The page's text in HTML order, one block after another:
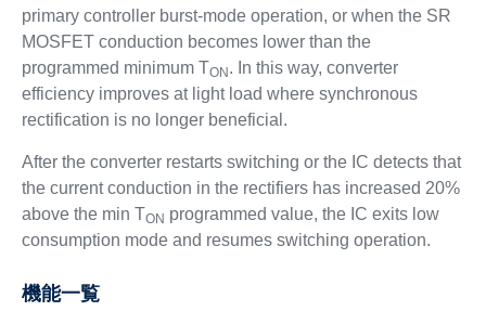
primary controller burst-mode operation, or when the SR
MOSFET conduction becomes lower than the
programmed minimum TON . In this way, converter
efficiency improves at light load where synchronous
rectification is no longer beneficial.
After the converter restarts switching or the IC detects that
the current conduction in the rectifiers has increased 20%
above the min TON programmed value, the IC exits low
consumption mode and resumes switching operation.
機能一覧